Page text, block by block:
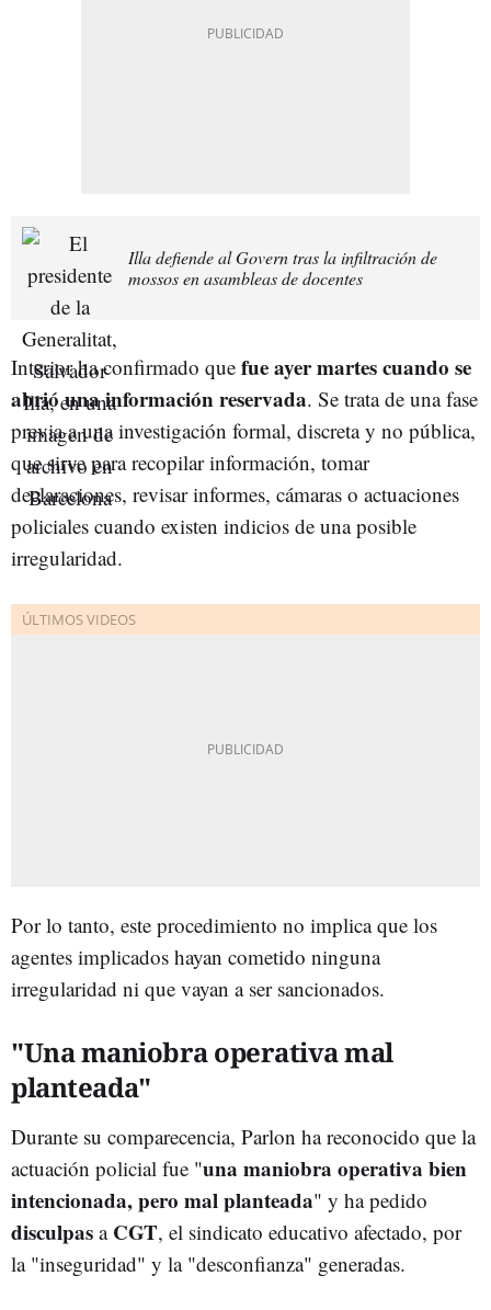
Illa defiende al Govern tras la infiltración de
mossos en asambleas de docentes
Interior ha confirmado que fueayer martes cuando se
abrió una información reservada. Se trata de una fase
previa a una investigación formal, discreta y no pública,
que sirve para recopilar información, tomar
declaraciones, revisar informes, cámaras o actuaciones
policiales cuando existen indicios de una posible
irregularidad.
Por lo tanto, este procedimiento no implica que los
agentes implicados hayan cometido ninguna
irregularidad ni que vayan a ser sancionados.
"Una maniobra operativa mal
planteada"
Durante su comparecencia, Parlon ha reconocido que la
actuación policial fue "una maniobra operativa bien
intencionada, pero mal planteada" y ha pedido
disculpas a CGT, el sindicato educativo afectado, por
la "inseguridad" y la "desconfianza" generadas.